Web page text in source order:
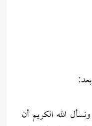
الله الكريم أن